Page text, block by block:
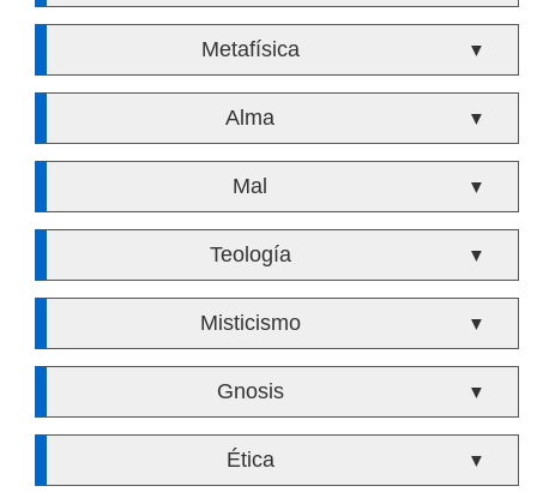
Metafísica ▼
Alma ▼
Mal ▼
Teología ▼
Misticismo ▼
Gnosis ▼
Ética ▼